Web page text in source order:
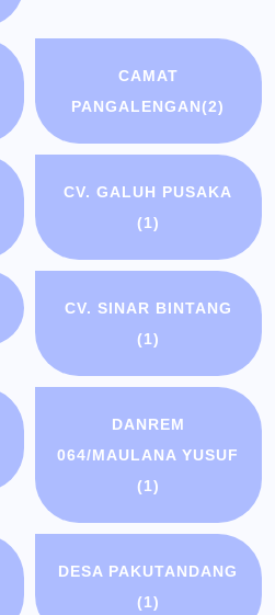
CAMAT
PANGALENGAN(2)
CV. GALUH PUSAKA
(1)
CV. SINAR BINTANG
(1)
DANREM
064/MAULANA YUSUF
(1)
DESA PAKUTANDANG
(1)